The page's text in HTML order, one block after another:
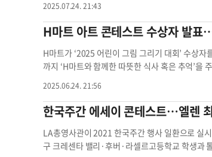
생 선발 명단은 해피빌리지웹사이트
(금), 오후 5시 가든스위트 호텔 2층 볼룸에서 진
특별한 사정이 있을 경우, 보호자나 가족이 대
KIMBO Foundation, 중앙일보 ▶후원: Albert
수상자 발표 수상자 명단 la지역 수상자
2025.07.24. 21:43
H마트 아트 콘테스트 수상자 발
H마트가 ‘2025 어린이 그림 그리기 대회’ 수상
까지 ‘H마트와 함께한 따뜻한 식사 혹은 추억’
차지했다. 대상 수상자에게는 H마트 상품권
품권 및 상패), 2등(300달러 상품권 및 트로피),
등 부문별 수상자에게 상품과 트로피를 수여한
는 7월 7일부터 작품을 제출한 매장의 고객 서비
인 확인 절차를 거쳐 상품을 수령할 수 있다. H마
2025.06.24. 21:56
한국주간 에세이 콘테스트…엘렌
LA총영사관이 2021 한국주간 행사 일환으로 실
구 크레센타 밸리·후버·라셀르고등학교 학생과